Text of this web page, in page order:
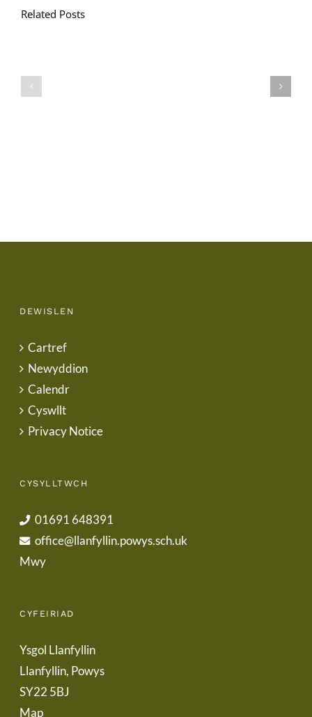
Related Posts
DEWISLEN
Cartref
Newyddion
Calendr
Cyswllt
Privacy Notice
CYSYLLTWCH
01691 648391
office@llanfyllin.powys.sch.uk
Mwy
CYFEIRIAD
Ysgol Llanfyllin
Llanfyllin, Powys
SY22 5BJ
Map